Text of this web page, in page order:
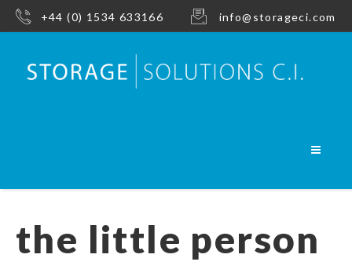
+44 (0) 1534 633166 info@storageci.com
the little person